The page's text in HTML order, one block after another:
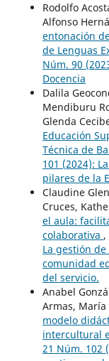
Rodolfo
Alfonso
entonación
de Lenguas
Núm. 90
Docencia
Dalila
Mendiburu
Glenda
Educación
Técnica de
101 (2024):
pilares de la
Claudine
Cruces,
el aula:
colaborativa ,
La gestión
comunidad
del servicio.
Anabel
Armas, María
modelo
intercultural
21 Núm. 102